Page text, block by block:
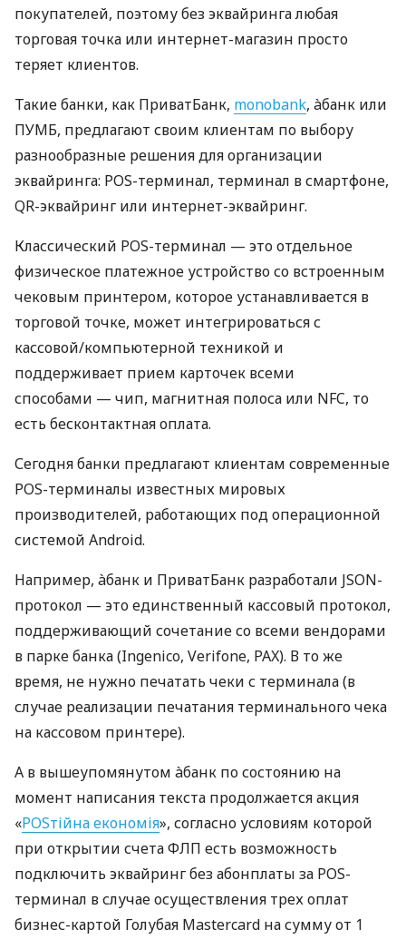
покупателей, поэтому без эквайринга любая
торговая точка или интернет-магазин просто
теряет клиентов.
Такие банки, как ПриватБанк, monobank, àбанк или
ПУМБ, предлагают своим клиентам по выбору
разнообразные решения для организации
эквайринга: POS-терминал, терминал в смартфоне,
QR-эквайринг или интернет-эквайринг.
Классический POS-терминал — это отдельное
физическое платежное устройство со встроенным
чековым принтером, которое устанавливается в
торговой точке, может интегрироваться с
кассовой/компьютерной техникой и
поддерживает прием карточек всеми
способами — чип, магнитная полоса или NFC, то
есть бесконтактная оплата.
Сегодня банки предлагают клиентам современные
POS-терминалы известных мировых
производителей, работающих под операционной
системой Android.
Например, àбанк и ПриватБанк разработали JSON-
протокол — это единственный кассовый протокол,
поддерживающий сочетание со всеми вендорами
в парке банка (Ingenico, Verifone, PAX). В то же
время, не нужно печатать чеки с терминала (в
случае реализации печатания терминального чека
на кассовом принтере).
А в вышеупомянутом àбанк по состоянию на
момент написания текста продолжается акция
«POSтійна економія», согласно условиям которой
при открытии счета ФЛП есть возможность
подключить эквайринг без абонплаты за POS-
терминал в случае осуществления трех оплат
бизнес-картой Голубая Mastercard на сумму от 1